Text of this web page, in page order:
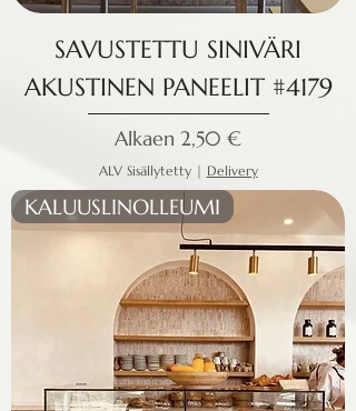
SAVUSTETTU SINIVÄRI
AKUSTINEN PANEELIT #4179
Alkaen 2,50 €
Alehinta
ALV Sisällytetty| Delivery
KALUUSLINOLLEUMI